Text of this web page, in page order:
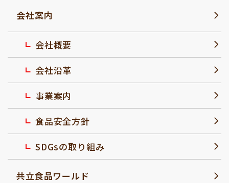
会社案内
会社概要
会社沿革
事業案内
食品安全方針
SDGsの取り組み
共立食品ワールド